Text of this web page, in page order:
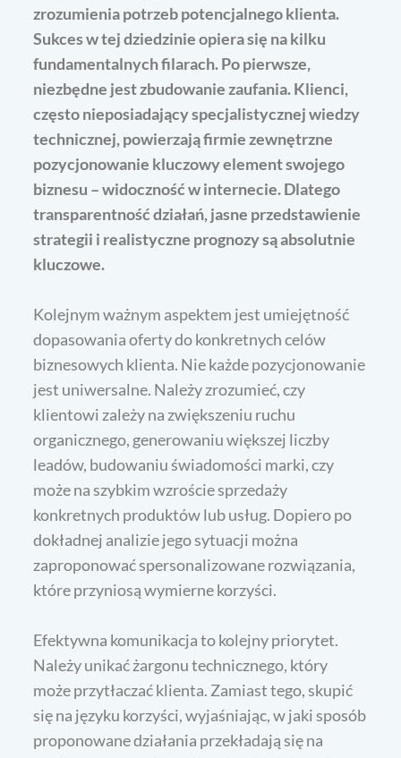
zrozumienia potrzeb potencjalnego klienta.
Sukces w tej dziedzinie opiera się na kilku
fundamentalnych filarach. Po pierwsze,
niezbędne jest zbudowanie zaufania. Klienci,
często nieposiadający specjalistycznej wiedzy
technicznej, powierzają firmie zewnętrzne
pozycjonowanie kluczowy element swojego
biznesu – widoczność w internecie. Dlatego
transparentność działań, jasne przedstawienie
strategii i realistyczne prognozy są absolutnie
kluczowe.
Kolejnym ważnym aspektem jest umiejętność
dopasowania oferty do konkretnych celów
biznesowych klienta. Nie każde pozycjonowanie
jest uniwersalne. Należy zrozumieć, czy
klientowi zależy na zwiększeniu ruchu
organicznego, generowaniu większej liczby
leadów, budowaniu świadomości marki, czy
może na szybkim wzroście sprzedaży
konkretnych produktów lub usług. Dopiero po
dokładnej analizie jego sytuacji można
zaproponować spersonalizowane rozwiązania,
które przyniosą wymierne korzyści.
Efektywna komunikacja to kolejny priorytet.
Należy unikać żargonu technicznego, który
może przytłaczać klienta. Zamiast tego, skupić
się na języku korzyści, wyjaśniając, w jaki sposób
proponowane działania przekładają się na